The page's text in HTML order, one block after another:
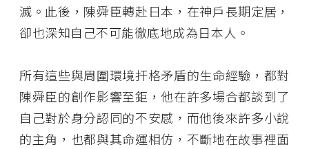
滅。此後，陳舜臣轉赴日本，在神戶長期定居，
卻也深知自己不可能徹底地成為日本人。
所有這些與周圍環境扞格矛盾的生命經驗，都對
陳舜臣的創作影響至鉅，他在許多場合都談到了
自己對於身分認同的不安感，而他後來許多小說
的主角，也都與其命運相仿，不斷地在故事裡面